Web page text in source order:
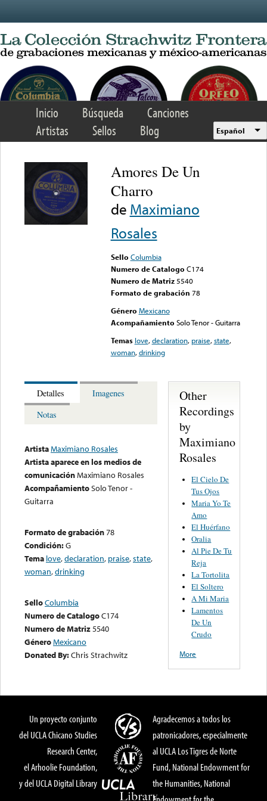
Inicio Búsqueda
Canciones
Artistas
Sellos Blog Español
Amores De Un
Charro
de Maximiano
Rosales
Sello Columbia
Numero de Catalogo C174
Numero de Matriz 5540
Formato de grabación 78
Género Mexicano
Acompañamiento Solo Tenor - Guitarra
Temas love,declaration, praise,state,
woman,drinking
Detalles
Imagenes
Notas
ArtistaMaximiano Rosales
Artista aparece en los medios de
comunicaciónMaximiano Rosales
AcompañamientoSolo Tenor -
Guitarra
Formato de grabación78
Condición:G
Tema love,declaration, praise,state,
woman,drinking
SelloColumbia
Numero de CatalogoC174
Numero de Matriz5540
GéneroMexicano
Donated By:Chris Strachwitz
Other
Recordings
by
Maximiano
Rosales
El Cielo De
Tus Ojos
Maria Yo Te
Amo
El Huérfano
Oralia
Al Pie De Tu
Reja
La Tortolita
El Soltero
A Mi Maria
Lamentos
De Un
Crudo
More
Un proyecto conjunto
del UCLA Chicano Studies
Research Center,
el Arhoolie Foundation,
y del UCLA Digital Library
Agradecemos a todos los
patronicadores, especialmente
al UCLA Los Tigres de Norte
Fund, National Endowment for
the Humanities, National